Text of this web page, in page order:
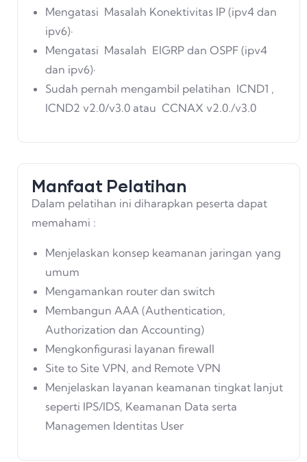
Mengatasi Masalah Konektivitas IP (ipv4 dan
ipv6)·
Mengatasi Masalah EIGRP dan OSPF (ipv4
dan ipv6)·
Sudah pernah mengambil pelatihan ICND1 ,
ICND2 v2.0/v3.0 atau CCNAX v2.0./v3.0
Manfaat Pelatihan
Dalam pelatihan ini diharapkan peserta dapat
memahami :
Menjelaskan konsep keamanan jaringan yang
umum
Mengamankan router dan switch
Membangun AAA (Authentication,
Authorization dan Accounting)
Mengkonfigurasi layanan firewall
Site to Site VPN, and Remote VPN
Menjelaskan layanan keamanan tingkat lanjut
seperti IPS/IDS, Keamanan Data serta
Managemen Identitas User